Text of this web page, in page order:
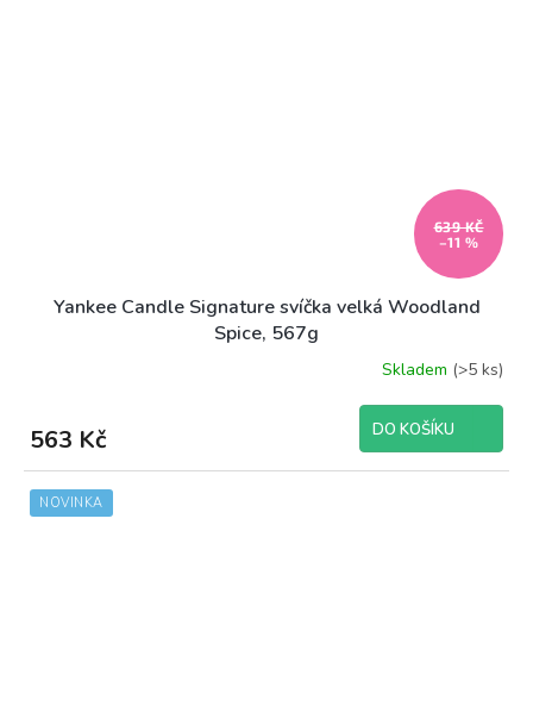
639 KČ
–11 %
Yankee Candle Signature svíčka velká Woodland
Spice, 567g
Skladem (>5 ks)
563 Kč DO KOŠÍKU
NOVINKA